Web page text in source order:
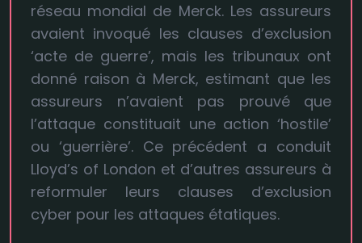
réseau mondial de Merck. Les assureurs
avaient invoqué les clauses d’exclusion
‘acte de guerre’, mais les tribunaux ont
donné raison à Merck, estimant que les
assureurs n’avaient pas prouvé que
l’attaque constituait une action ‘hostile’
ou ‘guerrière’. Ce précédent a conduit
Lloyd’s of London et d’autres assureurs à
reformuler leurs clauses d’exclusion
cyber pour les attaques étatiques.